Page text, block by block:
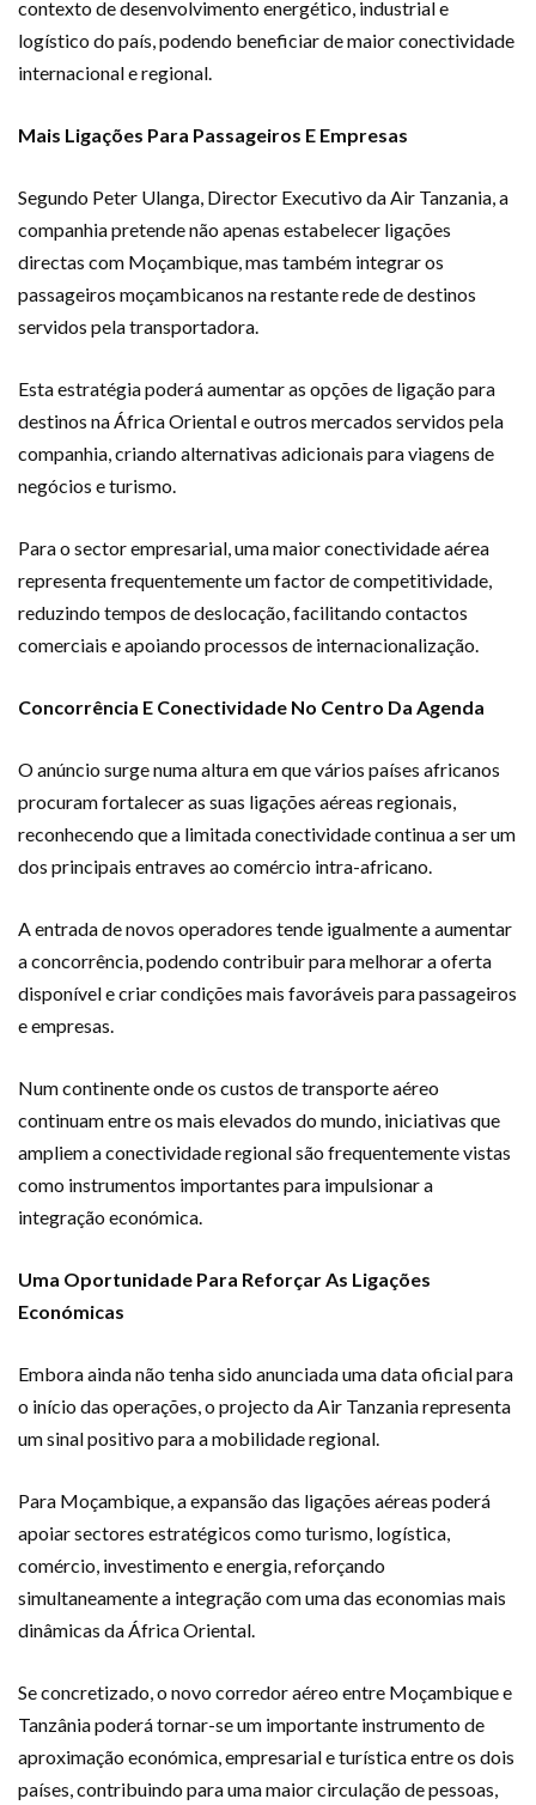
contexto de desenvolvimento energético, industrial e
logístico do país, podendo beneficiar de maior conectividade
internacional e regional.
Mais Ligações Para Passageiros E Empresas
Segundo Peter Ulanga, Director Executivo da Air Tanzania, a
companhia pretende não apenas estabelecer ligações
directas com Moçambique, mas também integrar os
passageiros moçambicanos na restante rede de destinos
servidos pela transportadora.
Esta estratégia poderá aumentar as opções de ligação para
destinos na África Oriental e outros mercados servidos pela
companhia, criando alternativas adicionais para viagens de
negócios e turismo.
Para o sector empresarial, uma maior conectividade aérea
representa frequentemente um factor de competitividade,
reduzindo tempos de deslocação, facilitando contactos
comerciais e apoiando processos de internacionalização.
Concorrência E Conectividade No Centro Da Agenda
O anúncio surge numa altura em que vários países africanos
procuram fortalecer as suas ligações aéreas regionais,
reconhecendo que a limitada conectividade continua a ser um
dos principais entraves ao comércio intra-africano.
A entrada de novos operadores tende igualmente a aumentar
a concorrência, podendo contribuir para melhorar a oferta
disponível e criar condições mais favoráveis para passageiros
e empresas.
Num continente onde os custos de transporte aéreo
continuam entre os mais elevados do mundo, iniciativas que
ampliem a conectividade regional são frequentemente vistas
como instrumentos importantes para impulsionar a
integração económica.
Uma Oportunidade Para Reforçar As Ligações
Económicas
Embora ainda não tenha sido anunciada uma data oficial para
o início das operações, o projecto da Air Tanzania representa
um sinal positivo para a mobilidade regional.
Para Moçambique, a expansão das ligações aéreas poderá
apoiar sectores estratégicos como turismo, logística,
comércio, investimento e energia, reforçando
simultaneamente a integração com uma das economias mais
dinâmicas da África Oriental.
Se concretizado, o novo corredor aéreo entre Moçambique e
Tanzânia poderá tornar-se um importante instrumento de
aproximação económica, empresarial e turística entre os dois
países, contribuindo para uma maior circulação de pessoas,